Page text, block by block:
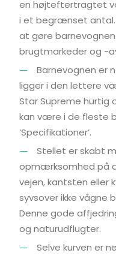
en højteftertragtet
i et begrænset antal.
at gøre
brugtmarkeder og -
Barnevognen er
ligger i den lettere
Star Supreme hurtig
kan være i de fleste
‘Specifikationer’.
Stellet er skabt
opmærksomhed på
vejen, kantsten eller
syvsover ikke vågne
Denne gode
og naturudflugter.
Selve kurven er